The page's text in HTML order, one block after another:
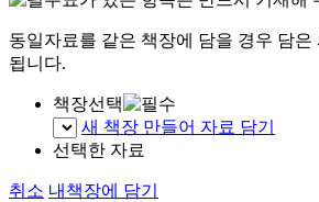
동일자료를 같은 책장에 담을 경우 담은
됩니다.
책장선택
새 책장 만들어 자료 담기
선택한 자료
취소 내책장에 담기